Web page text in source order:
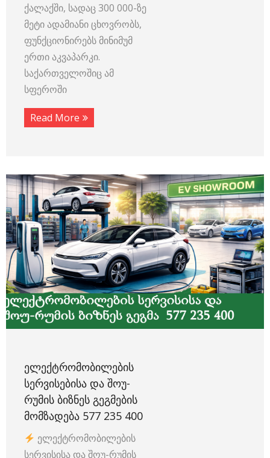
ქალაქში, სადაც 300 000-ზე
მეტი ადამიანი ცხოვრობს,
ფუნქციონირებს მინიმუმ
ერთი აკვაპარკი.
საქართველოშიც ამ
სფეროში
Read More
ᲔᲚᲔᲥᲢᲠᲝᲛᲝᲑᲘᲚᲔᲑᲘᲡ
ᲡᲔᲠᲕᲘᲡᲔᲑᲘᲡᲐ ᲓᲐ ᲨᲝᲣ-
ᲠᲣᲛᲘᲡ ᲑᲘᲖᲜᲔᲡ ᲒᲔᲒᲛᲔᲑᲘᲡ
ᲛᲝᲛᲖᲐᲓᲔᲑᲐ 577 235 400
ელექტრომობილების
სერვისისა და შოუ-რუმის